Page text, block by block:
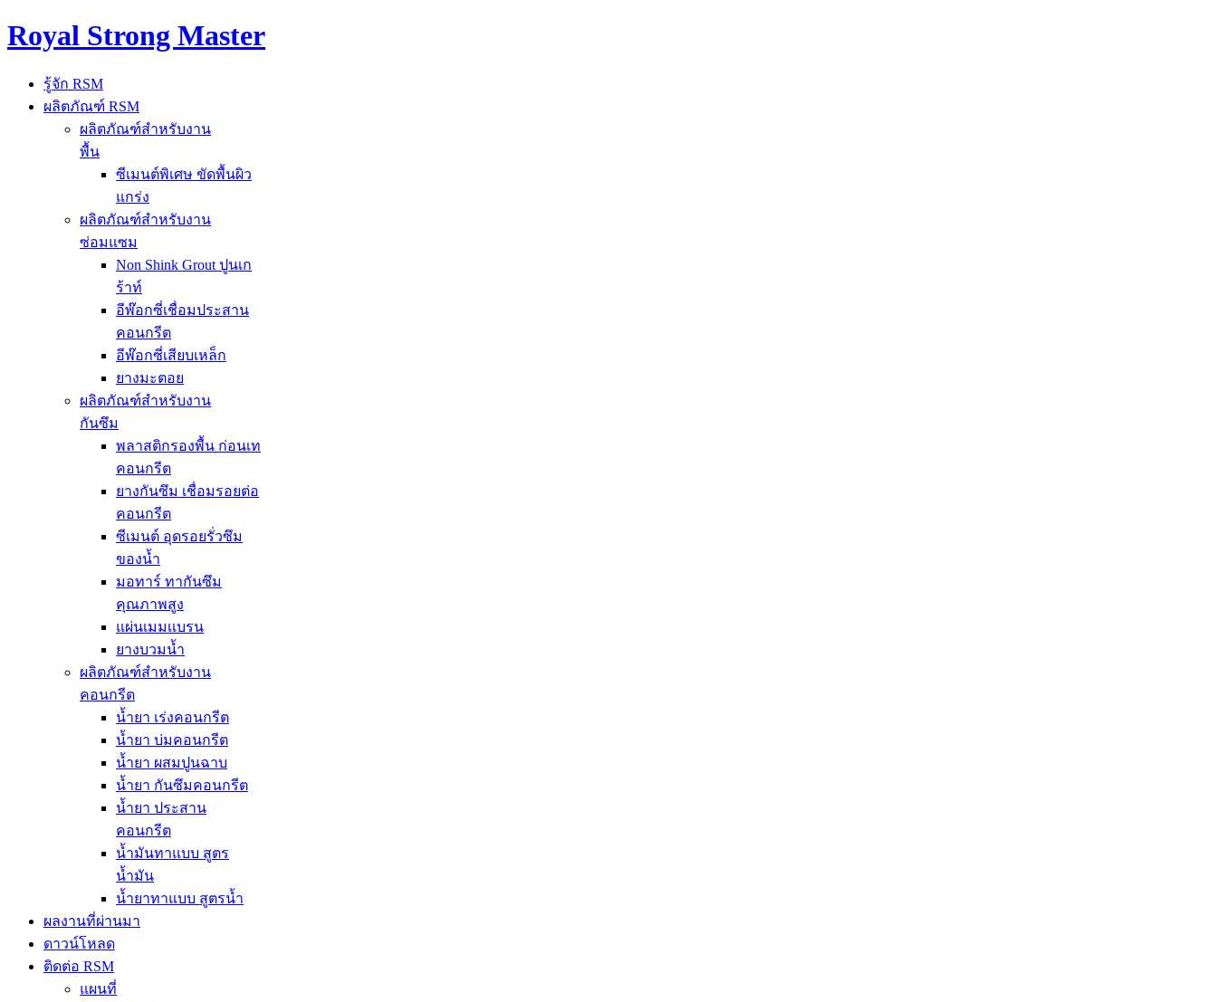
Royal Strong Master
รู้จัก RSM
ผลิตภัณฑ์ RSM
ผลิตภัณฑ์สำหรับงาน
พื้น
ซีเมนต์พิเศษ ขัดพื้นผิว
แกร่ง
ผลิตภัณฑ์สำหรับงาน
ซ่อมแซม
Non Shink Grout ปูนเก
ร้าท์
อีพ๊อกซี่เชื่อมประสาน
คอนกรีต
อีพ๊อกซี่เสียบเหล็ก
ยางมะตอย
ผลิตภัณฑ์สำหรับงาน
กันซึม
พลาสติกรองพื้น ก่อนเท
คอนกรีต
ยางกันซึม เชื่อมรอยต่อ
คอนกรีต
ซีเมนต์ อุดรอยรั่วซึม
ของน้ำ
มอทาร์ ทากันซึม
คุณภาพสูง
แผ่นเมมเเบรน
ยางบวมน้ำ
ผลิตภัณฑ์สำหรับงาน
คอนกรีต
น้ำยา เร่งคอนกรีต
น้ำยา บ่มคอนกรีต
น้ำยา ผสมปูนฉาบ
น้ำยา กันซึมคอนกรีต
น้ำยา ประสาน
คอนกรีต
น้ำมันทาแบบ สูตร
น้ำมัน
น้ำยาทาแบบ สูตรน้ำ
ผลงานที่ผ่านมา
ดาวน์โหลด
ติดต่อ RSM
แผนที่